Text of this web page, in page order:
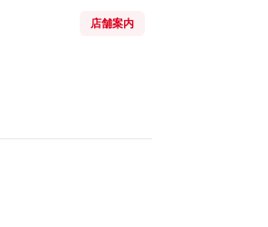
店舗案内